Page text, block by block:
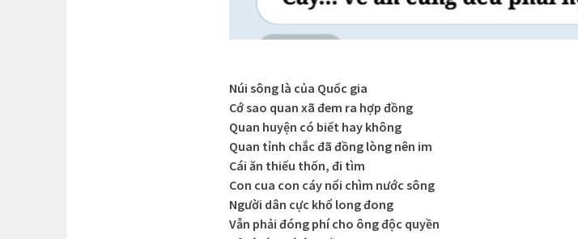
Núi sông là của Quốc gia
Cớ sao quan xã đem ra hợp đồng
Quan huyện có biết hay không
Quan tỉnh chắc đã đồng lòng nên im
Cái ăn thiếu thốn, đi tìm
Con cua con cáy nổi chìm nước sông
Người dân cực khổ long đong
Vẫn phải đóng phí cho ông độc quyền